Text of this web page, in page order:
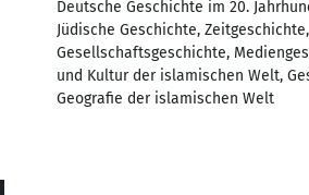
Deutsche Geschichte im 20.
Jüdische Geschichte,
Gesellschaftsgeschichte,
und Kultur der islamischen Welt,
Geografie der islamischen Welt